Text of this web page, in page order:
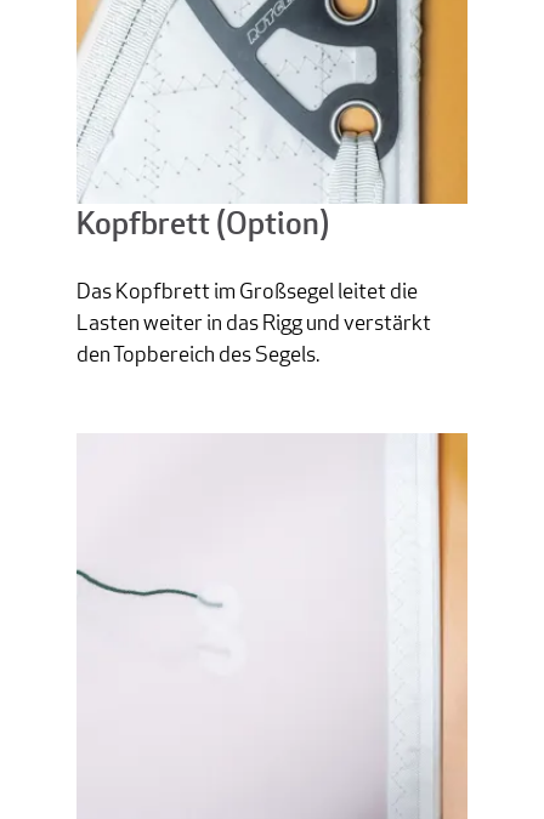
Kopfbrett (Option)
Das Kopfbrett im Großsegel leitet die
Lasten weiter in das Rigg und verstärkt
den Topbereich des Segels.